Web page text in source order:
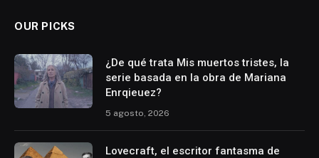
OUR PICKS
¿De qué trata Mis muertos tristes, la
serie basada en la obra de Mariana
Enrqieuez?
5 agosto, 2026
Lovecraft, el escritor fantasma de